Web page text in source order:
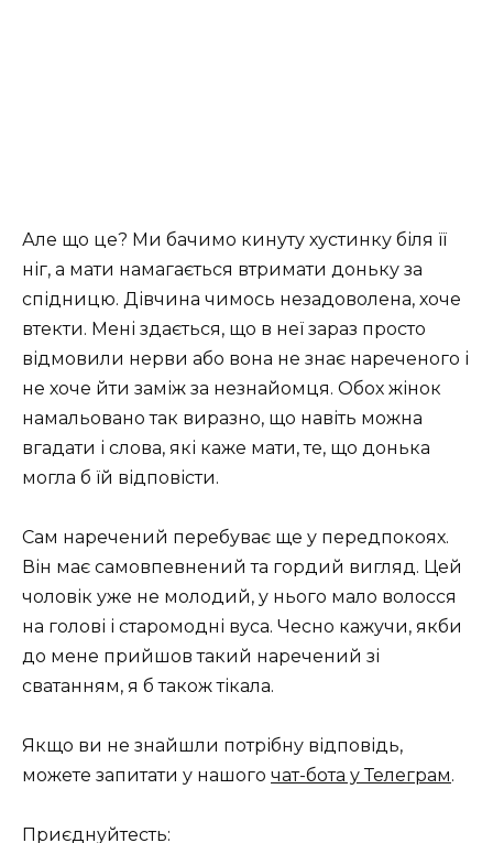
Але що це? Ми бачимо кинуту хустинку біля її
ніг, а мати намагається втримати доньку за
спідницю. Дівчина чимось незадоволена, хоче
втекти. Мені здається, що в неї зараз просто
відмовили нерви або вона не знає нареченого і
не хоче йти заміж за незнайомця. Обох жінок
намальовано так виразно, що навіть можна
вгадати і слова, які каже мати, те, що донька
могла б їй відповісти.
Сам наречений перебуває ще у передпокоях.
Він має самовпевнений та гордий вигляд. Цей
чоловік уже не молодий, у нього мало волосся
на голові і старомодні вуса. Чесно кажучи, якби
до мене прийшов такий наречений зі
сватанням, я б також тікала.
Якщо ви не знайшли потрібну відповідь,
можете запитати у нашого чат-бота у Телеграм.
Приєднуйтесть: